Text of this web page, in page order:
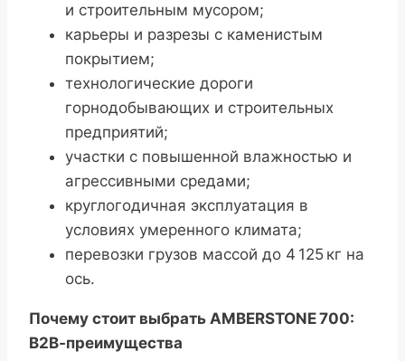
и строительным мусором;
карьеры и разрезы с каменистым
покрытием;
технологические дороги
горнодобывающих и строительных
предприятий;
участки с повышенной влажностью и
агрессивными средами;
круглогодичная эксплуатация в
условиях умеренного климата;
перевозки грузов массой до 4 125 кг на
ось.
Почему стоит выбрать AMBERSTONE 700:
B2B‑преимущества